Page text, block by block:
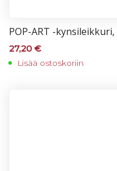
POP-ART -
27,20 €
Lisää ostoskoriin